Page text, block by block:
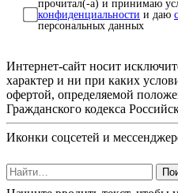
прочитал(-а) и принимаю
конфиденциальности и даю
персональных данных
Интернет-сайт носит
характер и ни при каких
офертой, определяемой
Гражданского кодекса
Иконки соцсетей и